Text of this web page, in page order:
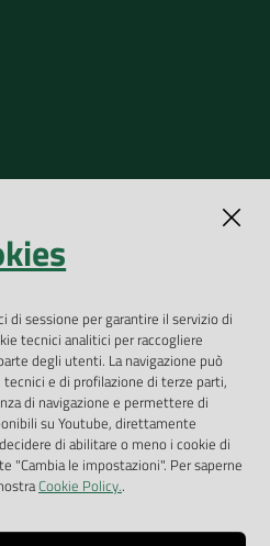
sessione per garantire il servizio di
tecnici analitici per raccogliere
degli utenti. La navigazione può
e di profilazione di terze parti,
di navigazione e permettere di
su Youtube, direttamente
di abilitare o meno i cookie di
"Cambia le impostazioni". Per saperne
Cookie Policy..